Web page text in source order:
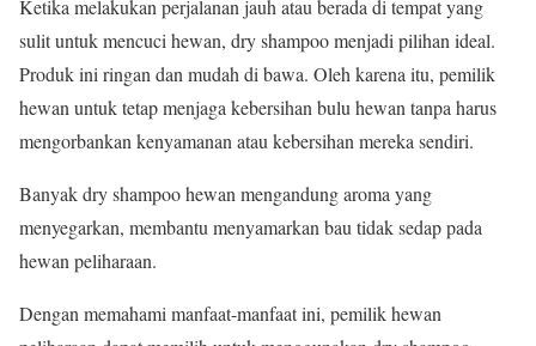
Ketika melakukan perjalanan jauh atau berada di tempat yang
sulit untuk mencuci hewan, dry shampoo menjadi pilihan ideal.
Produk ini ringan dan mudah di bawa. Oleh karena itu, pemilik
hewan untuk tetap menjaga kebersihan bulu hewan tanpa harus
mengorbankan kenyamanan atau kebersihan mereka sendiri.
Banyak dry shampoo hewan mengandung aroma yang
menyegarkan, membantu menyamarkan bau tidak sedap pada
hewan peliharaan.
Dengan memahami manfaat-manfaat ini, pemilik hewan